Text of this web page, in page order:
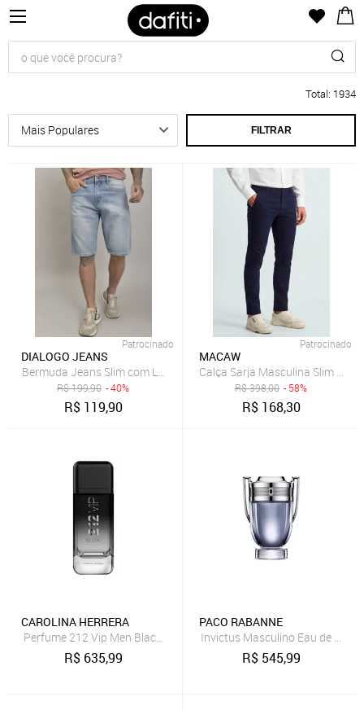
Total: 1934
FILTRAR
Patrocinado
DIALOGO JEANS
Bermuda Jeans Slim com Lavagem Clara Dialogo Jeans
R$199,90 - 40%
R$ 119,90
Patrocinado
MACAW
R$398,00 - 58%
R$ 168,30
CAROLINA HERRERA
Perfume 212 Vip Men Black Carolina Herrera Perfume Masculino
R$ 635,99
PACO RABANNE
Invictus Masculino Eau de
R$ 545,99